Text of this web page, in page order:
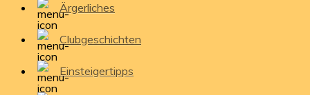
Ärgerliches
Clubgeschichten
Einsteigertipps